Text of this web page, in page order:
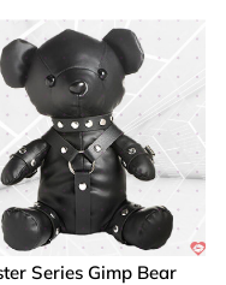
Series Gimp Bear